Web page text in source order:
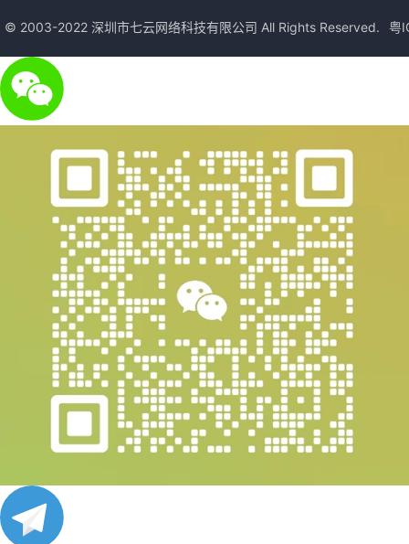
© 2003-2022 深圳市七云网络科技有限公司 All Rights Reserved. 粤